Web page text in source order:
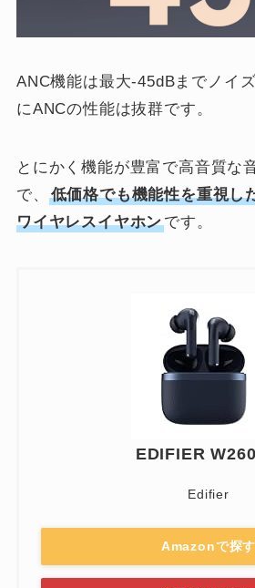
ANC機能は最大-45dBまでノイ
にANCの性能は抜群です。
とにかく機能が豊富で高音質な
で、
低価格でも機能性を重視し
ワイヤレスイヤホンです。
EDIFIER
Edifier
Amazonで探す